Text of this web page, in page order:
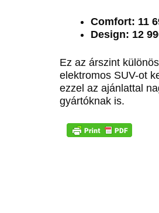
Comfort: 11
Design: 12
Ez az árszint
elektromos SUV-ot
ezzel az ajánlattal
gyártóknak is.